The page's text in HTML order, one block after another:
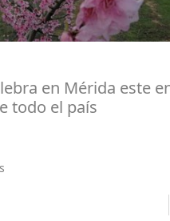
en Mérida este
todo el país